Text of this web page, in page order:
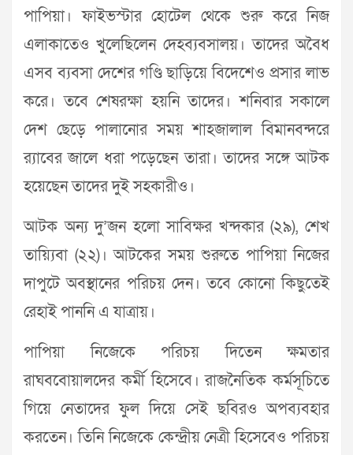
পাপিয়া। ফাইভস্টার হোটেল থেকে শুরু করে নিজ
এলাকাতেও খুলেছিলেন দেহব্যবসালয়। তাদের অবৈধ
এসব ব্যবসা দেশের গণ্ডি ছাড়িয়ে বিদেশেও প্রসার লাভ
করে। তবে শেষরক্ষা হয়নি তাদের। শনিবার সকালে
দেশ ছেড়ে পালানোর সময় শাহজালাল বিমানবন্দরে
র‌্যাবের জালে ধরা পড়েছেন তারা। তাদের সঙ্গে আটক
হয়েছেন তাদের দুই সহকারীও।
আটক অন্য দু’জন হলো সাবিক্ষর খন্দকার (২৯), শেখ
তায়্যিবা (২২)। আটকের সময় শুরুতে পাপিয়া নিজের
দাপুটে অবস্থানের পরিচয় দেন। তবে কোনো কিছুতেই
রেহাই পাননি এ যাত্রায়।
পাপিয়া নিজেকে পরিচয় দিতেন ক্ষমতার
রাঘববোয়ালদের কর্মী হিসেবে। রাজনৈতিক কর্মসূচিতে
গিয়ে নেতাদের ফুল দিয়ে সেই ছবিরও অপব্যবহার
করতেন। তিনি নিজেকে কেন্দ্রীয় নেত্রী হিসেবেও পরিচয়